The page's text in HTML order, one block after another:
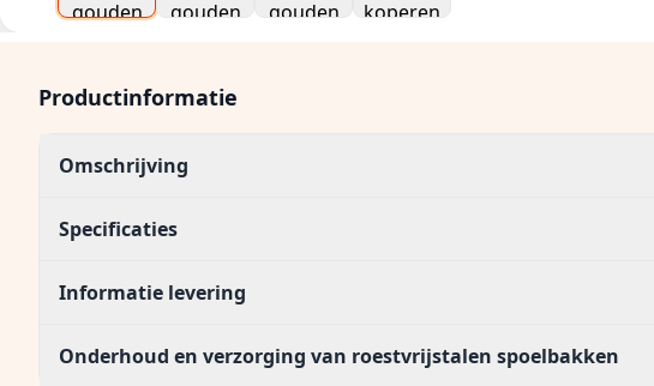
Productinformatie
Omschrijving
Specificaties
Informatie levering
Onderhoud en verzorging van roestvrijstalen spoelbakken